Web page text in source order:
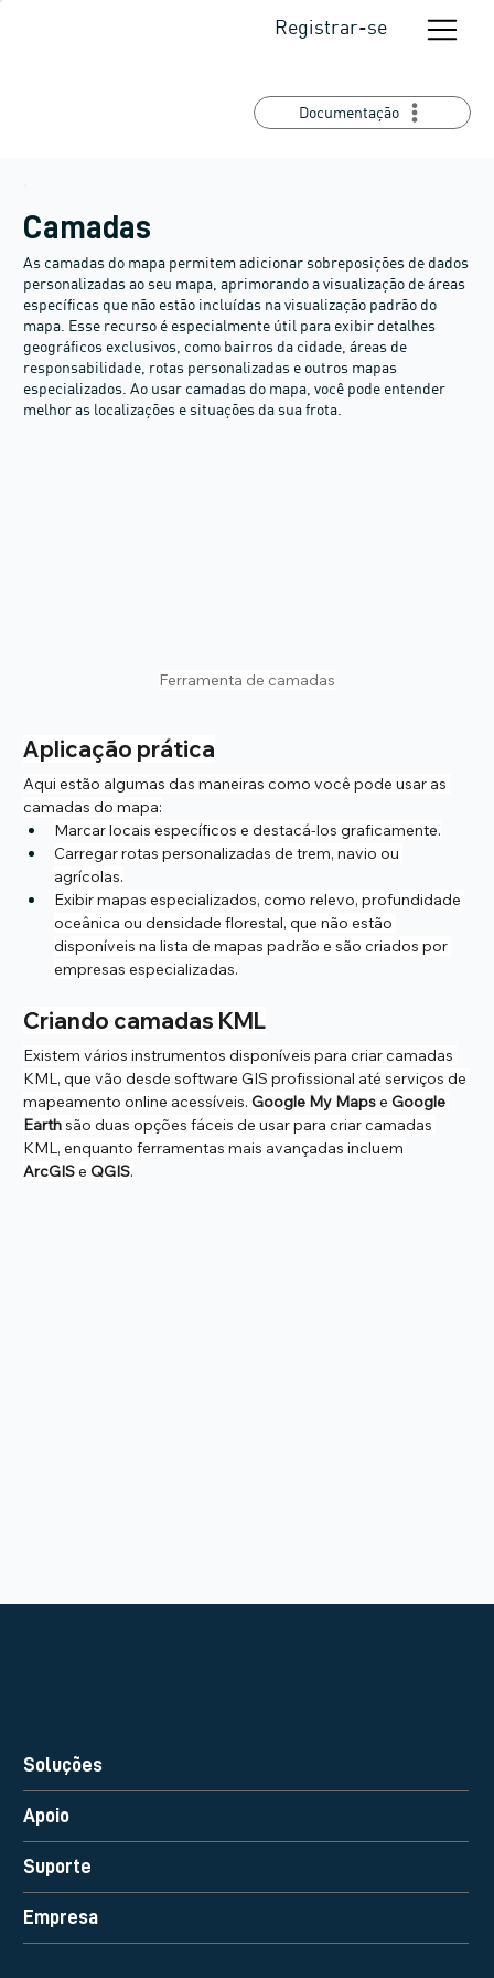
Documentação
Registrar-se
Camadas
As camadas do mapa permitem adicionar sobreposições de dados
personalizadas ao seu mapa, aprimorando a visualização de áreas
específicas que não estão incluídas na visualização padrão do
mapa. Esse recurso é especialmente útil para exibir detalhes
geográficos exclusivos, como bairros da cidade, áreas de
responsabilidade, rotas personalizadas e outros mapas
especializados. Ao usar camadas do mapa, você pode entender
melhor as localizações e situações da sua frota.
Ferramenta de camadas
Aplicação prática
Aqui estão algumas das maneiras como você pode usar as
camadas do mapa:
Marcar locais específicos e destacá-los graficamente.
Carregar rotas personalizadas de trem, navio ou
agrícolas.
Exibir mapas especializados, como relevo, profundidade
oceânica ou densidade florestal, que não estão
disponíveis na lista de mapas padrão e são criados por
empresas especializadas.
Criando camadas KML
Existem vários instrumentos disponíveis para criar camadas
KML, que vão desde software GIS profissional até serviços de
mapeamento online acessíveis. Google My Maps e Google
Earth são duas opções fáceis de usar para criar camadas
KML, enquanto ferramentas mais avançadas incluem
ArcGIS e QGIS.
Soluções
Apoio
Suporte
Empresa